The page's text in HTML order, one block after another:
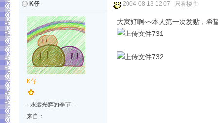
K仔
K仔
- 永远光辉的季节 -
来自：
2004-08-13 12:07 只看楼主
大家好啊~~本人第一次发贴，希